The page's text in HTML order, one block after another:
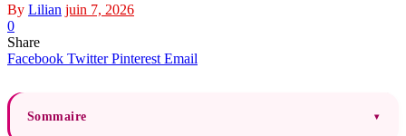
By Lilian juin 7, 2026
0
Share
Facebook Twitter Pinterest Email
Sommaire ▾